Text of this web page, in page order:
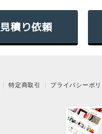
見積り依頼
特定商取引 プライバシーポ